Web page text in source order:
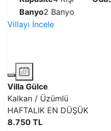
Banyo2 Banyo
Villayı İncele
Villa Gülce
Kalkan / Üzümlü
HAFTALIK EN DÜŞÜK
8.750 TL